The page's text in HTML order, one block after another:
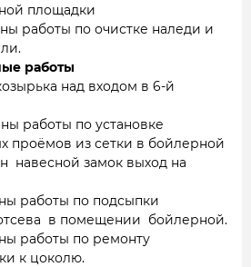
площадки
работы по очистке наледи и
работы
над входом в 6-й
работы по установке
проёмов из сетки в бойлерной
навесной замок выход на
работы по подсыпки
в помещении бойлерной.
работы по ремонту
к цоколю.